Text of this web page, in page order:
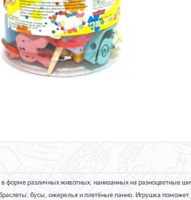
в форме различных животных, нанизанных на разноцветные
бусы, ожерелья и плетёные панно. Игрушка поможет